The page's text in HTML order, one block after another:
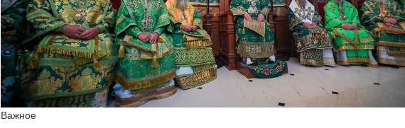
Важное